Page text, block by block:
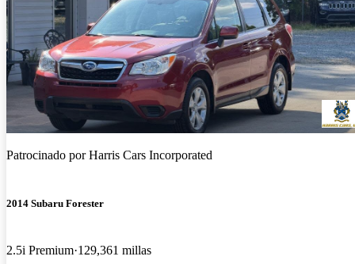
Patrocinado porHarris Cars Incorporated
2014 Subaru Forester
2.5i Premium 129,361 millas